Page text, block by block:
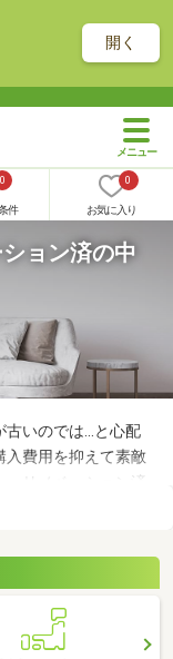
開く
0
件
0
お気に入り
ョン済の中
古いのでは…と心配
入費用を抑えて素敵
リノベーション済
も新しい設備が整